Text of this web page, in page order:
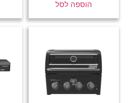
הוספה לסל